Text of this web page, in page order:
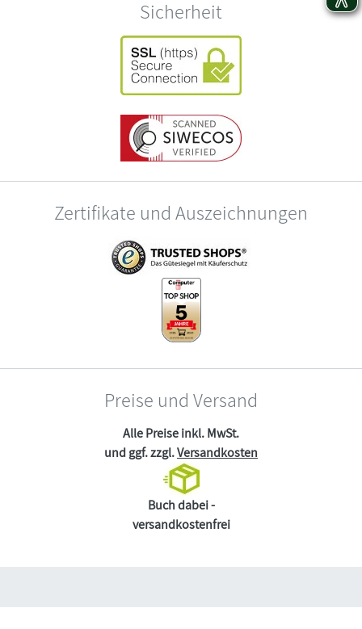
Sicherheit
Zertifikate und Auszeichnungen
Preise und Versand
Alle Preise inkl. MwSt.
und ggf. zzgl.Versandkosten
Buch dabei -
versandkostenfrei